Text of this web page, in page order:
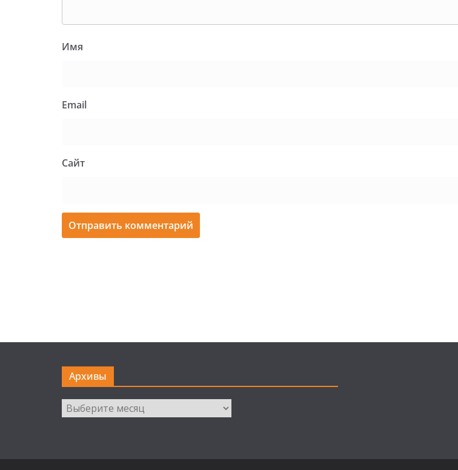
Имя
Email
Сайт
Архивы
Архивы